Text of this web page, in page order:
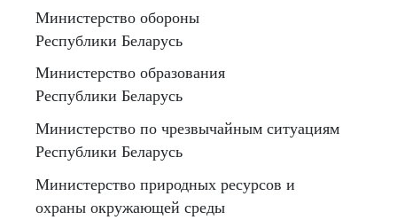
Министерство обороны
Республики Беларусь
Министерство образования
Республики Беларусь
Министерство по чрезвычайным ситуациям
Республики Беларусь
Министерство природных ресурсов и
охраны окружающей среды